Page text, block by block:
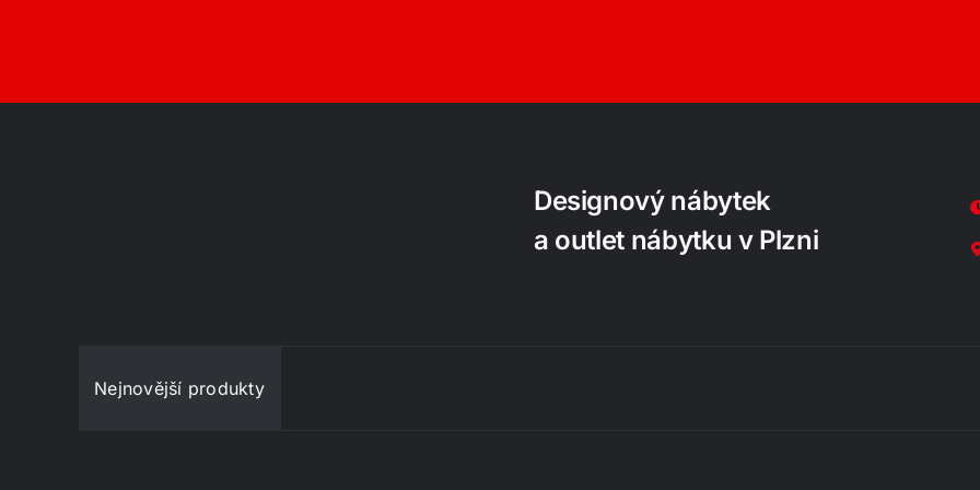
Designový nábytek
a outlet nábytku v Plzni
Nejnovější produkty